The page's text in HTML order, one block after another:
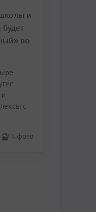
и
во
с
4 фото